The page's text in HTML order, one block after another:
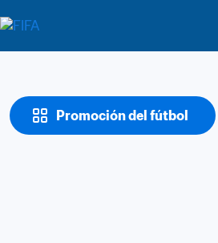
Promoción del fútbol